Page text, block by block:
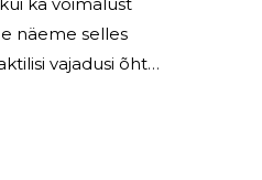
näeme selles
vajadusi õhtul.